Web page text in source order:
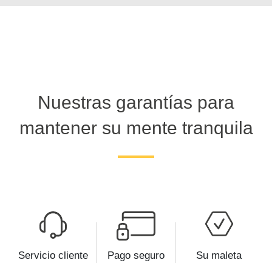
Nuestras garantías para
mantener su mente tranquila
Servicio cliente
Pago seguro
Su maleta